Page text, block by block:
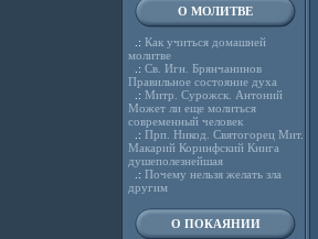
О МОЛИТВЕ
.: Как учиться домашней
молитве
.: Св. Игн. Брянчанинов
Правильное состояние духа
.: Митр. Сурожск. Антоний
Может ли еще молиться
современный человек
.: Прп. Никод. Святогорец Мит.
Макарий Коринфский Книга
душеполезнейшая
.: Почему нельзя желать зла
другим
О ПОКАЯНИИ